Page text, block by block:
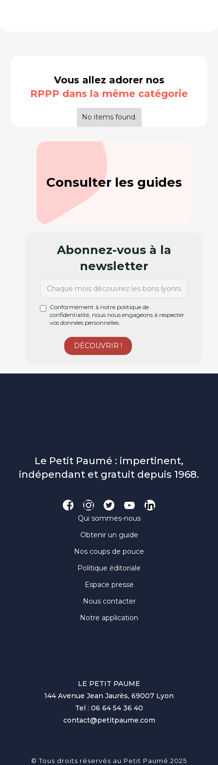
Vous allez adorer nos
RPPP dans la même catégorie
No items found.
Consulter les guides
Abonnez-vous à la
newsletter
Conformément à notre politique de
confidentialité, nous nous engageons à respecter
vos données personnelles.
Le Petit Paumé : impertinent,
indépendant et gratuit depuis 1968.
Qui sommes-nous
Obtenir un guide
Nos coups de pouce
Politique éditoriale
Espace presse
Nous contacter
Notre application
LE PETIT PAUME
144 Avenue Jean Jaurès, 69007 Lyon
Tel : 06 64 54 36 40
contact@petitpaume.com
© Tous droits réservés au Petit Paumé 2025